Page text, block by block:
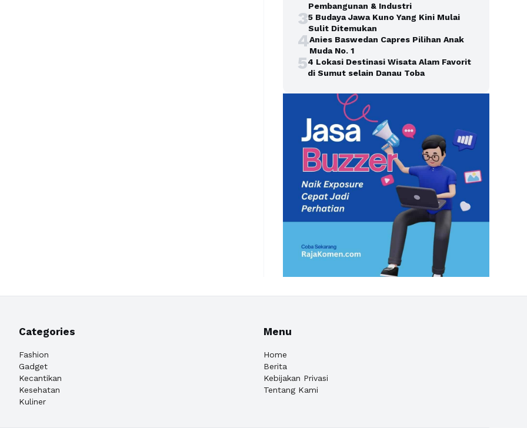
Pembangunan & Industri
35 Budaya Jawa Kuno Yang Kini Mulai
Sulit Ditemukan
4Anies Baswedan Capres Pilihan Anak
Muda No. 1
54 Lokasi Destinasi Wisata Alam Favorit
di Sumut selain Danau Toba
Categories
Fashion
Gadget
Kecantikan
Kesehatan
Kuliner
Menu
Home
Berita
Kebijakan Privasi
Tentang Kami